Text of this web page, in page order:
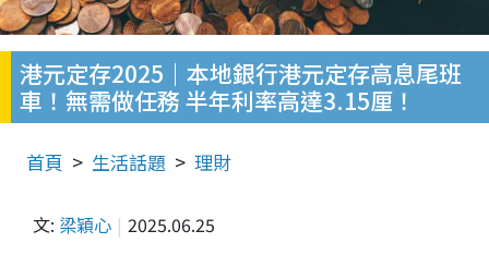
港元定存2025｜本地銀行港元定存高息尾班
車！無需做任務 半年利率高達3.15厘！
首頁 生活話題 理財
文: 梁穎心 2025.06.25